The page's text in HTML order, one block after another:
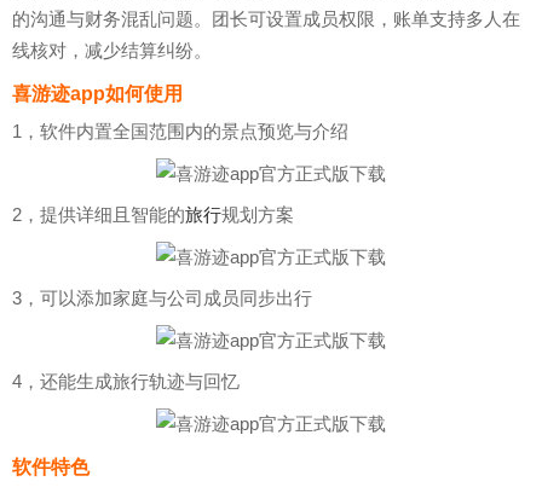
的沟通与财务混乱问题。团长可设置成员权限，账单支持多人在
线核对，减少结算纠纷。
喜游迹app如何使用
1，软件内置全国范围内的景点预览与介绍
2，提供详细且智能的旅行规划方案
3，可以添加家庭与公司成员同步出行
4，还能生成旅行轨迹与回忆
软件特色